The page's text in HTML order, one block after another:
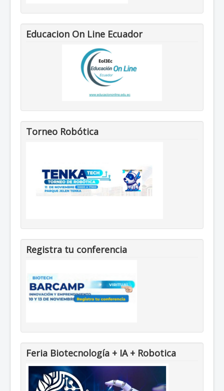
Educacion On Line Ecuador
Torneo Robótica
Registra tu conferencia
Feria Biotecnología + IA + Robotica